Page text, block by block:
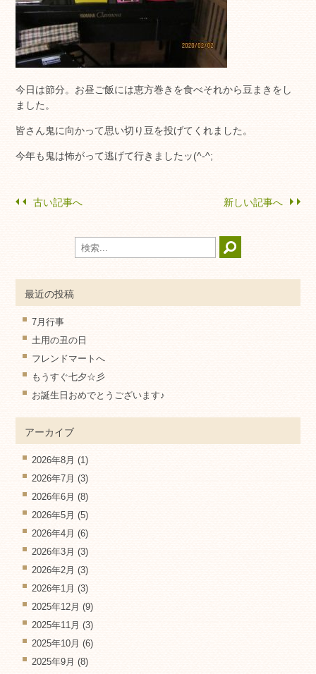
今日は節分。お昼ご飯には恵方巻きを食べそれから豆まきをし
ました。
皆さん鬼に向かって思い切り豆を投げてくれました。
今年も鬼は怖がって逃げて行きましたッ(^-^;
古い記事へ 新しい記事へ
最近の投稿
7月行事
土用の丑の日
フレンドマートへ
もうすぐ七夕☆彡
お誕生日おめでとうございます♪
アーカイブ
2026年8月 (1)
2026年7月 (3)
2026年6月 (8)
2026年5月 (5)
2026年4月 (6)
2026年3月 (3)
2026年2月 (3)
2026年1月 (3)
2025年12月 (9)
2025年11月 (3)
2025年10月 (6)
2025年9月 (8)